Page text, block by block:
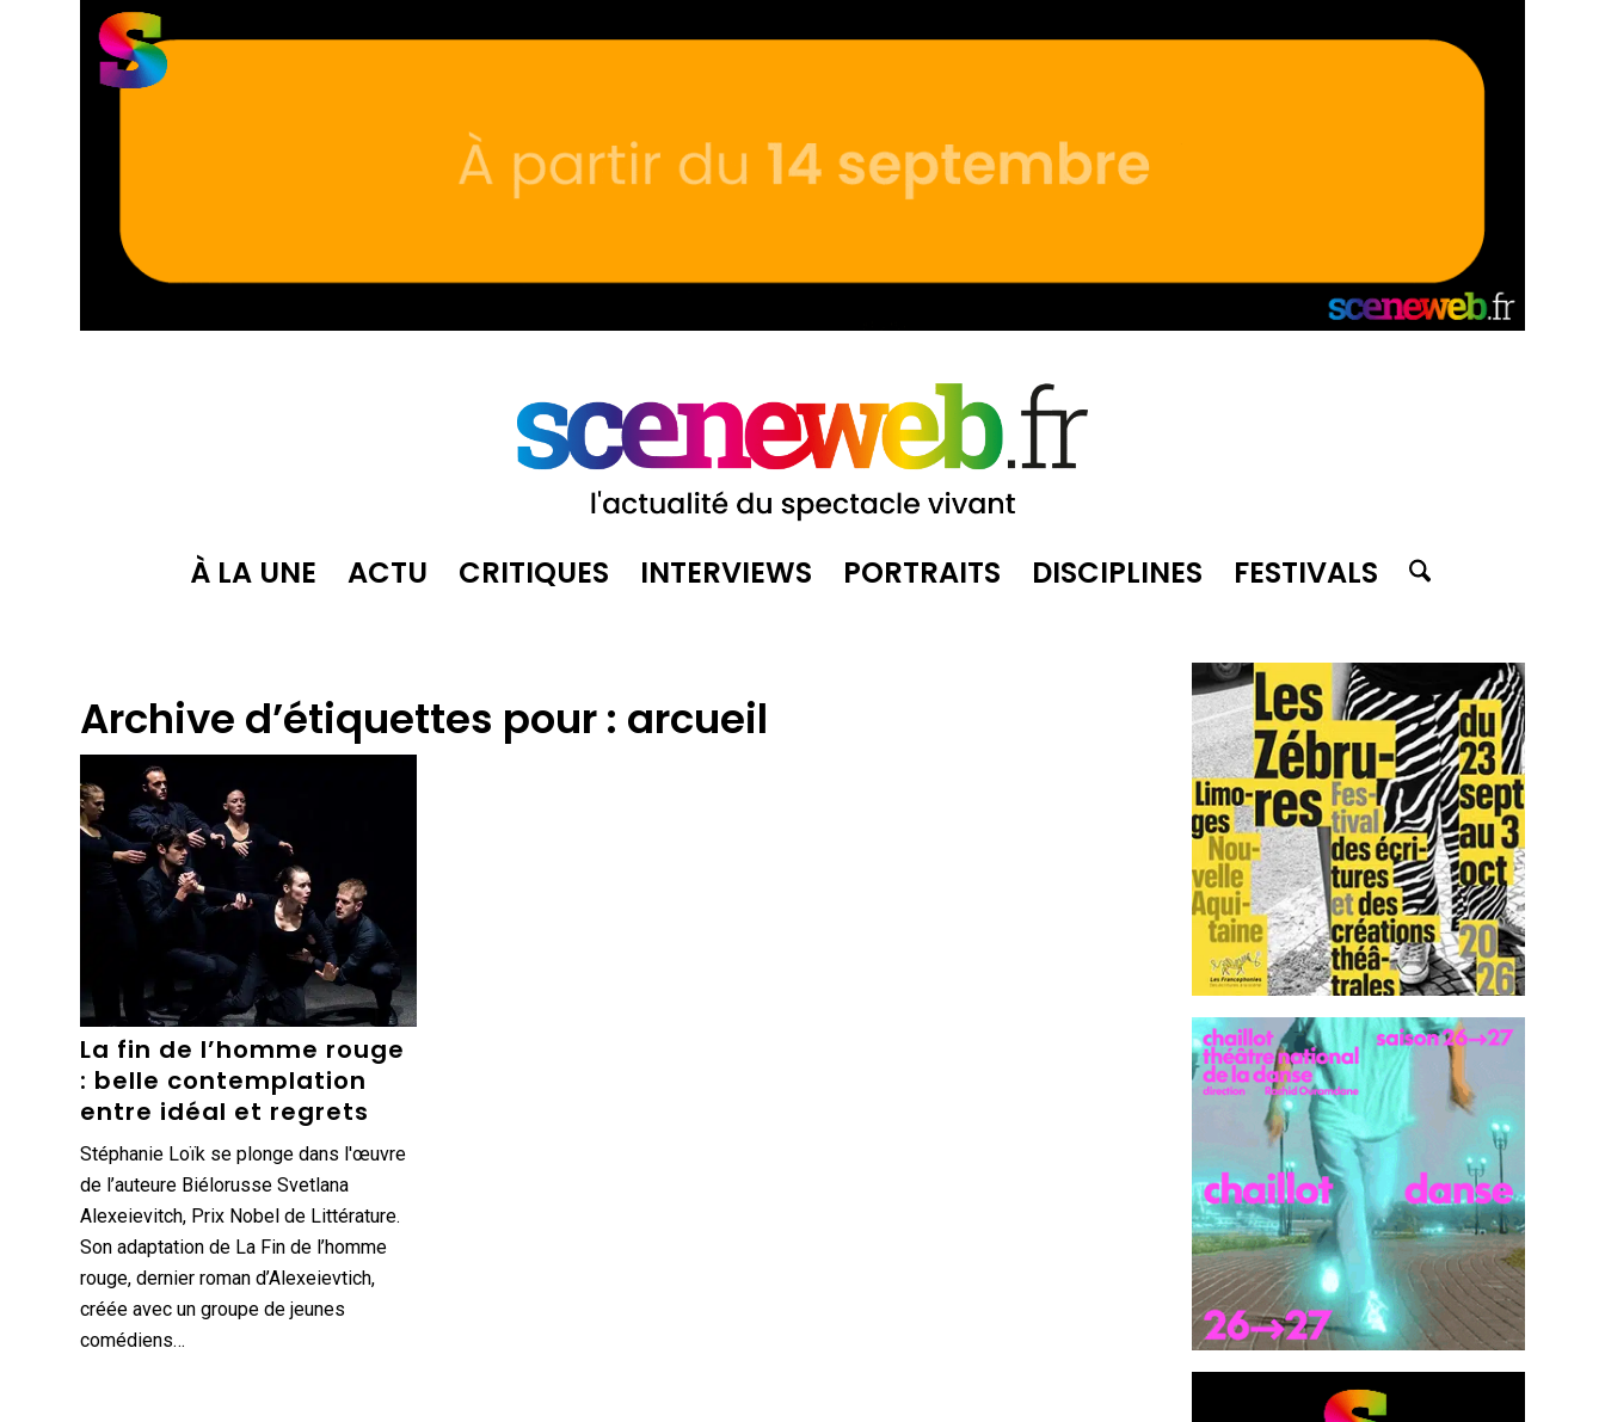
À LA UNE ACTU CRITIQUES INTERVIEWS PORTRAITS DISCIPLINES FESTIVALS
Archive d’étiquettes pour : arcueil
La fin de l’homme rouge
: belle contemplation
entre idéal et regrets
Stéphanie Loïk se plonge dans l'œuvre
de l’auteure Biélorusse Svetlana
Alexeievitch, Prix Nobel de Littérature.
Son adaptation de La Fin de l’homme
rouge, dernier roman d’Alexeievtich,
créée avec un groupe de jeunes
comédiens…